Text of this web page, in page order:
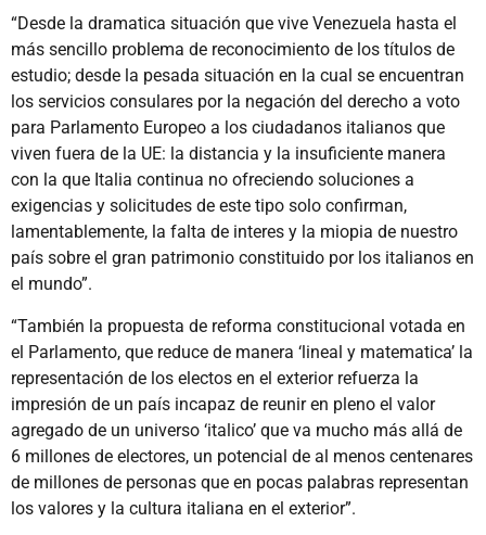
“Desde la dramatica situación que vive Venezuela hasta el
más sencillo problema de reconocimiento de los títulos de
estudio; desde la pesada situación en la cual se encuentran
los servicios consulares por la negación del derecho a voto
para Parlamento Europeo a los ciudadanos italianos que
viven fuera de la UE: la distancia y la insuficiente manera
con la que Italia continua no ofreciendo soluciones a
exigencias y solicitudes de este tipo solo confirman,
lamentablemente, la falta de interes y la miopia de nuestro
país sobre el gran patrimonio constituido por los italianos en
el mundo”.
“También la propuesta de reforma constitucional votada en
el Parlamento, que reduce de manera ‘lineal y matematica’ la
representación de los electos en el exterior refuerza la
impresión de un país incapaz de reunir en pleno el valor
agregado de un universo ‘italico’ que va mucho más allá de
6 millones de electores, un potencial de al menos centenares
de millones de personas que en pocas palabras representan
los valores y la cultura italiana en el exterior”.